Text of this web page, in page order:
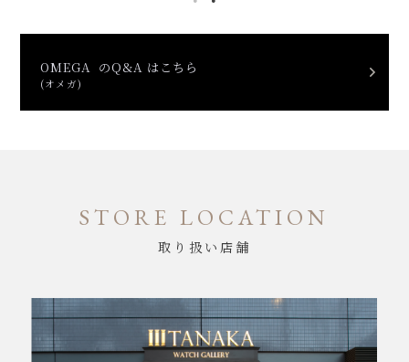
OMEGA のQ&A はこちら
(オメガ)
STORE LOCATION
取り扱い店舗